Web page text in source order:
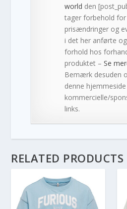
world den
tager forbehold for
prisændringer og
i det her anførte
forhold hos
produktet –Se
Bemærk desuden
denne
kommercielle/
links.
RELATED PRODUCTS